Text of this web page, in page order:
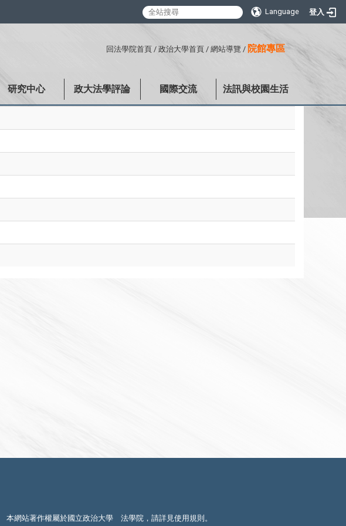
Language 登入
回法學院首頁 / 政治大學首頁 / 網站導覽 / 院館專區
研究中心 政大法學評論 國際交流 法訊與校園生活
本網站著作權屬於國立政治大學 法學院，請詳見使用規則 。